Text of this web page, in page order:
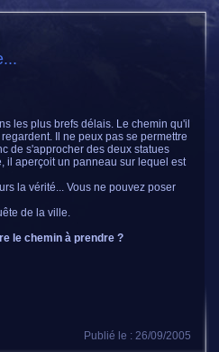
les plus brefs délais. Le chemin qu'il
Il ne peux pas se permettre
de s'approcher des deux statues
il aperçoit un panneau sur lequel est
la vérité... Vous ne pouvez poser
de la ville.
le chemin à prendre ?
Publié le : 26/09/2005